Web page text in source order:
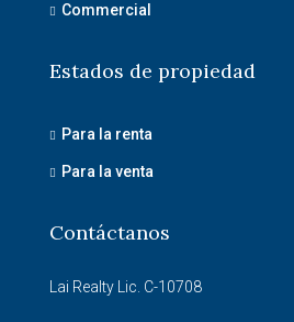
Commercial
Estados de propiedad
Para la renta
Para la venta
Contáctanos
Lai Realty Lic. C-10708